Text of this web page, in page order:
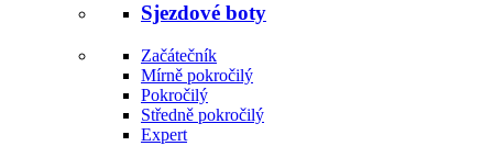
Sjezdové boty
Začátečník
Mírně pokročilý
Pokročilý
Středně pokročilý
Expert